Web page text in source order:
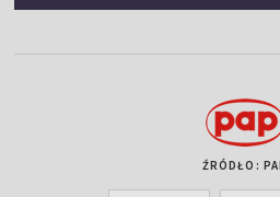
ŹRÓDŁO: